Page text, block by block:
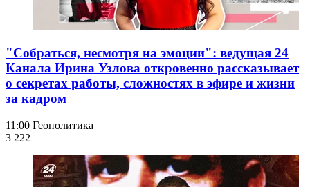
"Собраться, несмотря на эмоции": ведущая 24
Канала Ирина Узлова откровенно рассказывает
о секретах работы, сложностях в эфире и жизни
за кадром
11:00 Геополитика
3 222